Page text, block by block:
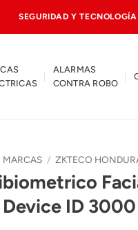
SEGURIDAD Y
ALARMAS
CONTRA ROBO
MARCAS / ZKTECO
ID 3000